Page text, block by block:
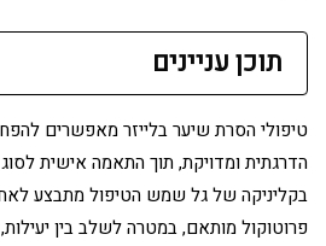
תוכן עניינים
טיפולי הסרת שיער בלייזר מאפשרים
הדרגתית ומדויקת, תוך התאמה אישית
בקליניקה של גל שמש הטיפול מתבצע
פרוטוקול מותאם, במטרה לשלב בין